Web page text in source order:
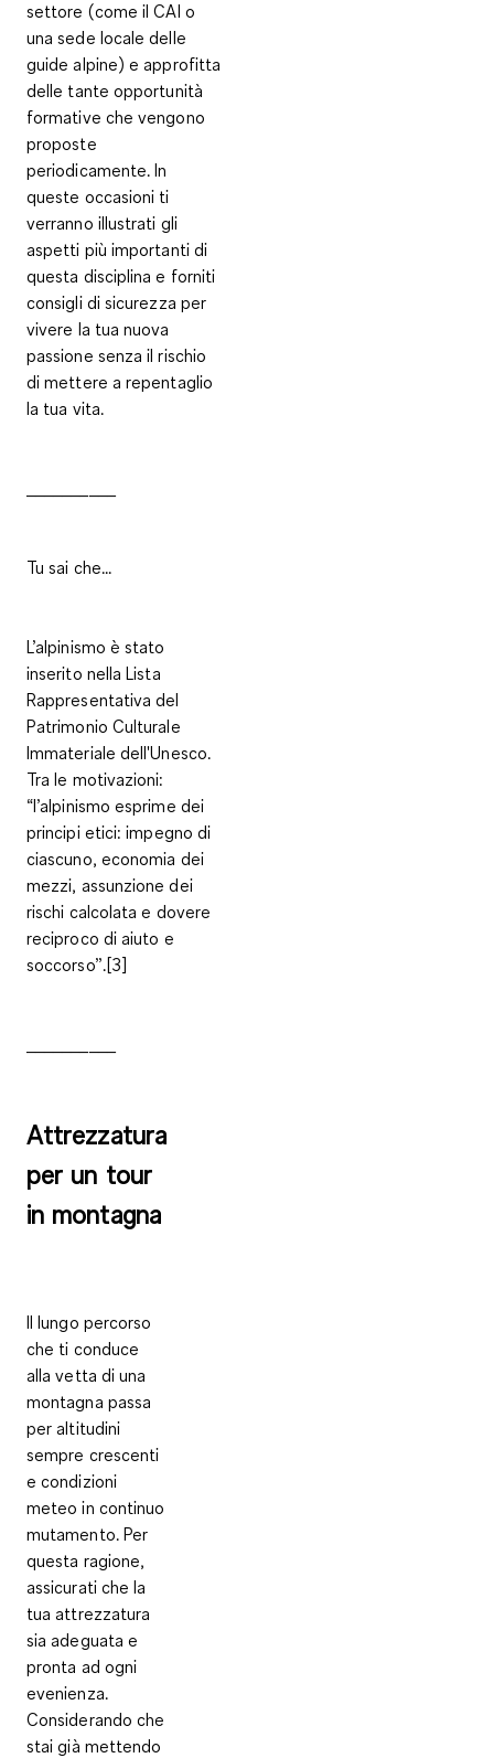
settore (come il CAI o
una sede locale delle
guide alpine) e approfitta
delle tante opportunità
formative che vengono
proposte
periodicamente. In
queste occasioni ti
verranno illustrati gli
aspetti più importanti di
questa disciplina e forniti
consigli di sicurezza per
vivere la tua nuova
passione senza il rischio
di mettere a repentaglio
la tua vita.
Tu sai che...
L’alpinismo è stato
inserito nella Lista
Rappresentativa del
Patrimonio Culturale
Immateriale dell'Unesco.
Tra le motivazioni:
“l’alpinismo esprime dei
principi etici: impegno di
ciascuno, economia dei
mezzi, assunzione dei
rischi calcolata e dovere
reciproco di aiuto e
soccorso”.[3]
Attrezzatura
per un tour
in montagna
Il lungo percorso
che ti conduce
alla vetta di una
montagna passa
per altitudini
sempre crescenti
econdizioni
meteo in continuo
mutamento. Per
questa ragione,
assicurati che la
tua attrezzatura
sia adeguata e
pronta ad ogni
evenienza.
Considerando che
stai già mettendo